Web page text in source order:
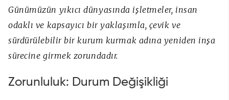
Günümüzün yıkıcı dünyasında işletmeler, insan
odaklı ve kapsayıcı bir yaklaşımla, çevik ve
sürdürülebilir bir kurum kurmak adına yeniden inşa
sürecine girmek zorundadır.
Zorunluluk: Durum Değişikliği